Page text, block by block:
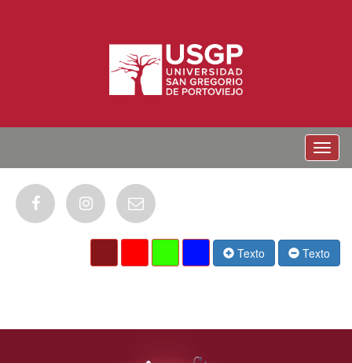
Menu
Texto Texto